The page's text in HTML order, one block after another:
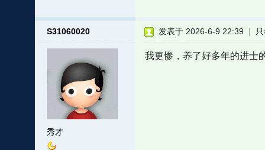
S31060020
秀才
发表于 2026-6-9 22:39 |
我更惨，养了好多年的进士